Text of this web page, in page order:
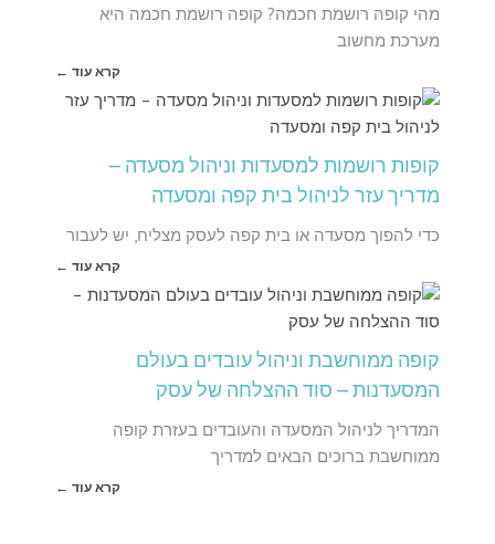
מהי קופה רושמת חכמה? קופה רושמת חכמה היא
מערכת מחשוב
קרא עוד ←
קופות רושמות למסעדות וניהול מסעדה –
מדריך עזר לניהול בית קפה ומסעדה
כדי להפוך מסעדה או בית קפה לעסק מצליח, יש לעבור
קרא עוד ←
קופה ממוחשבת וניהול עובדים בעולם
המסעדנות – סוד ההצלחה של עסק
המדריך לניהול המסעדה והעובדים בעזרת קופה
ממוחשבת ברוכים הבאים למדריך
קרא עוד ←